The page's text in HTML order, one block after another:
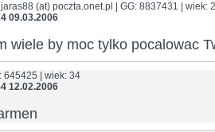
| jaras88 (at) poczta.onet.pl | GG: 8837431 | wiek:
09.03.2006
wiele by moc tylko pocalowac
645425 | wiek: 34
12.02.2006